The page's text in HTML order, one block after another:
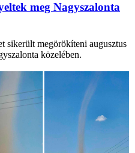
meg Nagyszalonta
sikerült megörökíteni augusztus
közelében.